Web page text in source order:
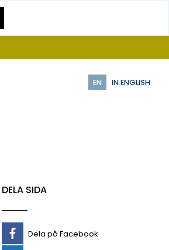
EN IN ENGLISH
DELA SIDA
Dela på Facebook